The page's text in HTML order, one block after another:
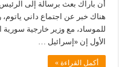
أن باراك بعث برسالة إلى الرئيس
هناك خبر عن اجتماع داني
للموساد، مع وزير خارجية
الأول إن «إسرائيل …
أكمل القراءة »